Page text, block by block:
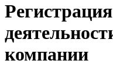
компании